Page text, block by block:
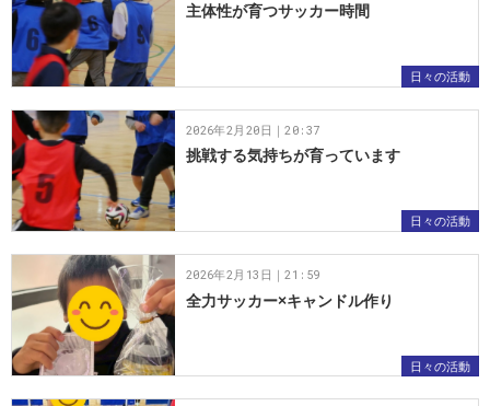
日々の活動
主体性が育つサッカー時間
日々の活動
挑戦する気持ちが育っています
2026年2月20日｜20:37
日々の活動
全力サッカー×キャンドル作り
2026年2月13日｜21:59